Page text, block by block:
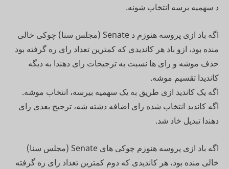
د سهمیه برسه انتخاب شونه.
اگه باد ازی پروسه هنوزم د Senate (مجلس سنا) چوکی خالی
منده بود، ازو باد هر کاندیدی که کمترین تعداد رای ره گرفته بود
حذف موشه و رای ها نسبت به ترجیحات رای دهندا به دیگه
کاندیدا تقسیم موشه.
اگه یک کاندید ازی طریق به یک سهمیه بیرسه، انتخاب موشه.
اگه کاندید انتخاب شده رای اضافه دشته شه، ترجیح بعدی رای
دهندا تبدیل خاد شد.
اگه باد ازی پروسه هنوزم چوکی های Senate (مجلس سنا)
خالی منده بود، هر کاندیدی که دوم کمترین تعداد رای ره گرفته